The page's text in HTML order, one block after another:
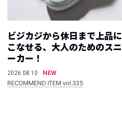
ビジカジから休日まで上品に
こなせる、大人のためのスニ
ーカー！
2026.08.10
NEW
RECOMMEND ITEM vol.335